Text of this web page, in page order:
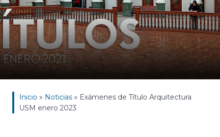
Inicio » Noticias » Exámenes de Título Arquitectura
USM enero 2023